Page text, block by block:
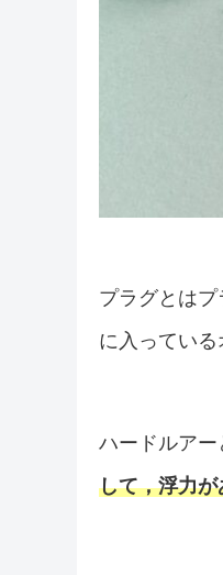
プラグとは
に入っている
ハードルアー
して，浮力